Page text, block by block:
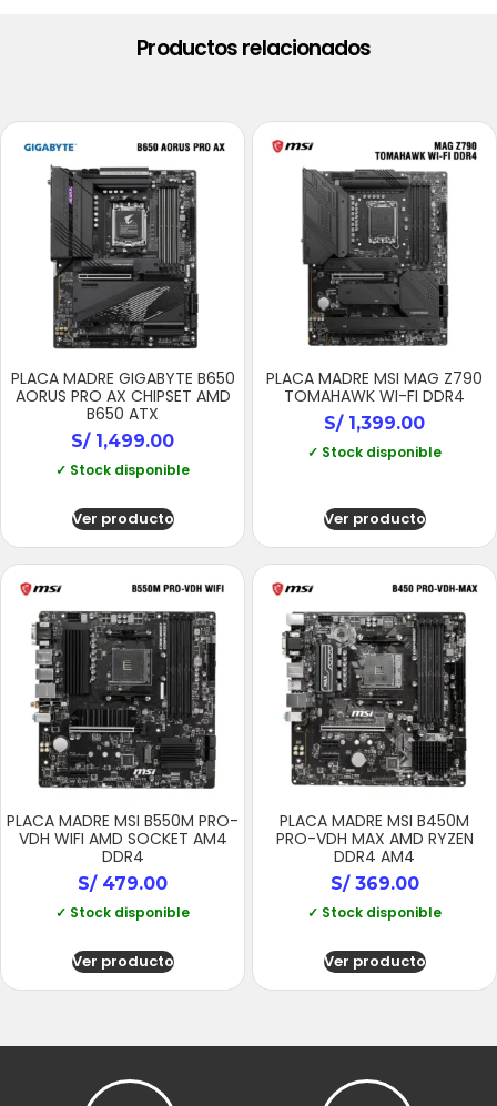
Productos relacionados
PLACA MADRE GIGABYTE B650
AORUS PRO AX CHIPSET AMD
B650 ATX
S/1,499.00
✓ Stock disponible
Ver producto
PLACA MADRE MSI MAG Z790
TOMAHAWK WI-FI DDR4
S/1,399.00
✓ Stock disponible
Ver producto
PLACA MADRE MSI B550M PRO-
VDH WIFI AMD SOCKET AM4
DDR4
S/479.00
✓ Stock disponible
Ver producto
PLACA MADRE MSI B450M
PRO-VDH MAX AMD RYZEN
DDR4 AM4
S/369.00
✓ Stock disponible
Ver producto